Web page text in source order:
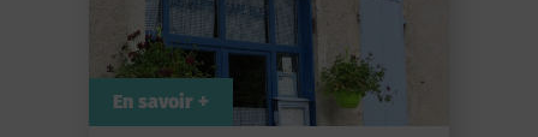
En savoir +